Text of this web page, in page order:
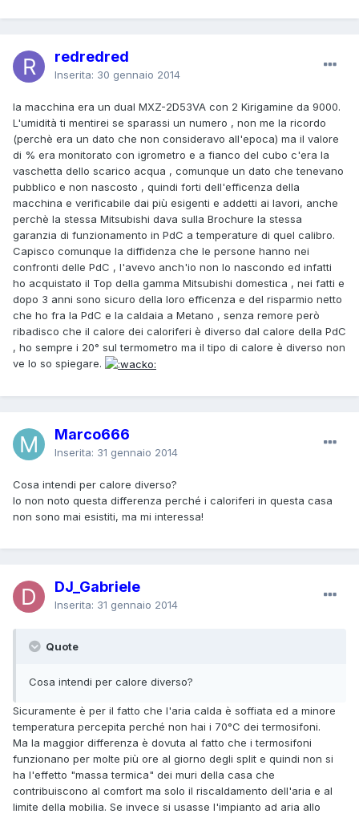
redredred
Inserita: 30 gennaio 2014
la macchina era un dual MXZ-2D53VA con 2 Kirigamine da 9000.
L'umidità ti mentirei se sparassi un numero , non me la ricordo
(perchè era un dato che non consideravo all'epoca) ma il valore
di % era monitorato con igrometro e a fianco del cubo c'era la
vaschetta dello scarico acqua , comunque un dato che tenevano
pubblico e non nascosto , quindi forti dell'efficenza della
macchina e verificabile dai più esigenti e addetti ai lavori, anche
perchè la stessa Mitsubishi dava sulla Brochure la stessa
garanzia di funzionamento in PdC a temperature di quel calibro.
Capisco comunque la diffidenza che le persone hanno nei
confronti delle PdC , l'avevo anch'io non lo nascondo ed infatti
ho acquistato il Top della gamma Mitsubishi domestica , nei fatti e
dopo 3 anni sono sicuro della loro efficenza e del risparmio netto
che ho fra la PdC e la caldaia a Metano , senza remore però
ribadisco che il calore dei caloriferi è diverso dal calore della PdC
, ho sempre i 20° sul termometro ma il tipo di calore è diverso non
ve lo so spiegare.
Marco666
Inserita: 31 gennaio 2014
Cosa intendi per calore diverso?
Io non noto questa differenza perché i caloriferi in questa casa
non sono mai esistiti, ma mi interessa!
DJ_Gabriele
Inserita: 31 gennaio 2014
Quote
Cosa intendi per calore diverso?
Sicuramente è per il fatto che l'aria calda è soffiata ed a minore
temperatura percepita perché non hai i 70°C dei termosifoni.
Ma la maggior differenza è dovuta al fatto che i termosifoni
funzionano per molte più ore al giorno degli split e quindi non si
ha l'effetto "massa termica" dei muri della casa che
contribuiscono al comfort ma solo il riscaldamento dell'aria e al
limite della mobilia. Se invece si usasse l'impianto ad aria allo